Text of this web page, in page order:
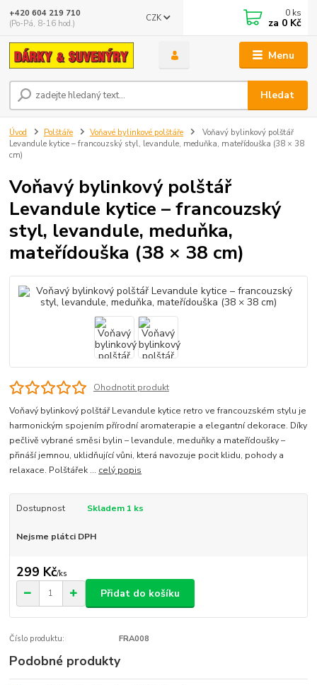
Menu
CZK
Hledat
+420 604 219 710
(Po-Pá, 8-16 hod.)
0 ks
za 0 Kč
Úvod Polštáře Voňavé bylinkové polštáře
Voňavý bylinkový polštář
Levandule kytice – francouzský styl, levandule, meduňka, mateřídouška (38 × 38
cm)
Voňavý bylinkový polštář
Levandule kytice – francouzský
styl, levandule, meduňka,
mateřídouška (38 × 38 cm)
Ohodnotit produkt
Voňavý bylinkový polštář Levandule kytice retro ve francouzském stylu je
harmonickým spojením přírodní aromaterapie a elegantní dekorace. Díky
pečlivě vybrané směsi bylin – levandule, meduňky a mateřídoušky –
přináší jemnou, uklidňující vůni, která navozuje pocit klidu, pohody a
relaxace. Polštářek ... celý popis
Dostupnost Skladem 1 ks
Nejsme plátci DPH
299 Kč/ks
Přidat do košíku
Číslo produktu: FRA008
Podobné produkty